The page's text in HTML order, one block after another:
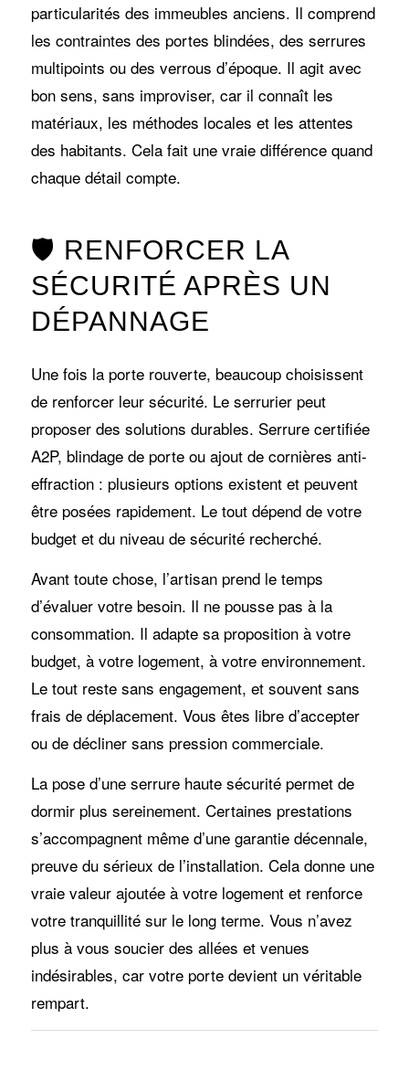
particularités des immeubles anciens. Il comprend
les contraintes des portes blindées, des serrures
multipoints ou des verrous d’époque. Il agit avec
bon sens, sans improviser, car il connaît les
matériaux, les méthodes locales et les attentes
des habitants. Cela fait une vraie différence quand
chaque détail compte.
🛡️ RENFORCER LA
SÉCURITÉ APRÈS UN
DÉPANNAGE
Une fois la porte rouverte, beaucoup choisissent
de renforcer leur sécurité. Le serrurier peut
proposer des solutions durables. Serrure certifiée
A2P, blindage de porte ou ajout de cornières anti-
effraction : plusieurs options existent et peuvent
être posées rapidement. Le tout dépend de votre
budget et du niveau de sécurité recherché.
Avant toute chose, l’artisan prend le temps
d’évaluer votre besoin. Il ne pousse pas à la
consommation. Il adapte sa proposition à votre
budget, à votre logement, à votre environnement.
Le tout reste sans engagement, et souvent sans
frais de déplacement. Vous êtes libre d’accepter
ou de décliner sans pression commerciale.
La pose d’une serrure haute sécurité permet de
dormir plus sereinement. Certaines prestations
s’accompagnent même d’une garantie décennale,
preuve du sérieux de l’installation. Cela donne une
vraie valeur ajoutée à votre logement et renforce
votre tranquillité sur le long terme. Vous n’avez
plus à vous soucier des allées et venues
indésirables, car votre porte devient un véritable
rempart.